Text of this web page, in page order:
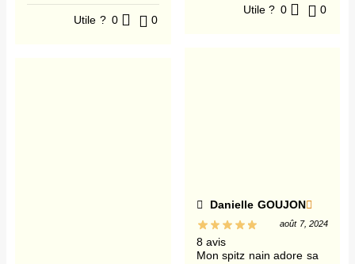
Utile ? 0 0
Utile ? 0 0
Danielle GOUJON
8 avis
août 7, 2024
Mon spitz nain adore sa